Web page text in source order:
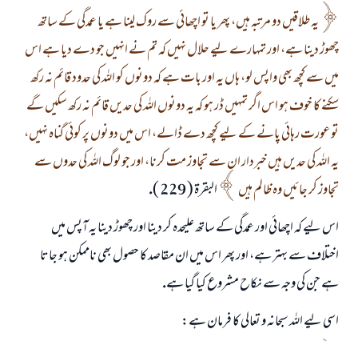
يہ طلاقيں دو مرتبہ ہيں، پھر يا تو اچھائى سے روك لينا ہے يا عمدگى كے ساتھ
چھوڑ دينا ہے، اور تمہارے ليے حلال نہيں كہ تم نے انہيں جو دے ديا ہے اس
ميں سے كچھ بھى واپس لو، ہاں يہ اور بات ہے كہ دونوں كو اللہ كى حدود قائم نہ ركھ
سكنے كا خوف ہو اس اگر تمہيں ڈر ہو كہ يہ دونوں اللہ كى حديں قائم نہ ركھ سكيں گے
تو عورت رہائى پانے كے ليے كچھ دے ڈالے، اس ميں دونوں پر كوئى گناہ نہيں،
يہ اللہ كى حديں ہيں خبردار ان سے تجاوز مت كرنا، اور جو لوگ اللہ كى حدوں سے
تجاوز كر جائيں وہ ظالم ہيں
البقرۃ ( 229 ).
اس ليے كہ اچھائى اور عمدگى كے ساتھ عليحدہ كر دينا اور چھوڑ دينا يہ آپس ميں
اختلاف سے بہتر ہے، اور پھر اس ميں ان مقاصد كا حصول بھى ناممكن ہو جاتا
ہے جن كى وجہ سے نكاح مشروع كيا گيا ہے.
اسى ليے اللہ سبحانہ و تعالى كا فرمان ہے: